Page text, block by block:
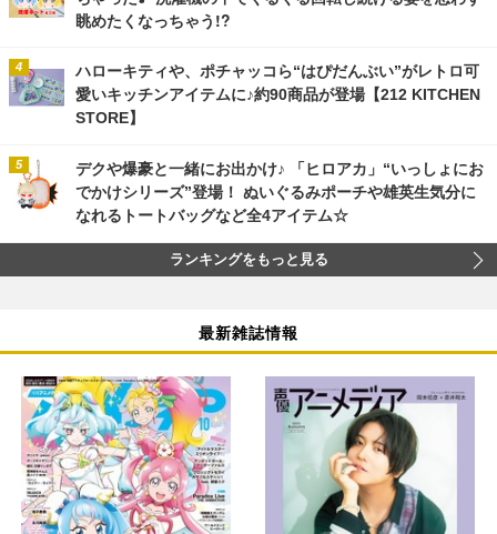
眺めたくなっちゃう!?
ハローキティや、ポチャッコら“はぴだんぶい”がレトロ可
愛いキッチンアイテムに♪約90商品が登場【212 KITCHEN
STORE】
デクや爆豪と一緒にお出かけ♪ 「ヒロアカ」“いっしょにお
でかけシリーズ”登場！ ぬいぐるみポーチや雄英生気分に
なれるトートバッグなど全4アイテム☆
ランキングをもっと見る
最新雑誌情報